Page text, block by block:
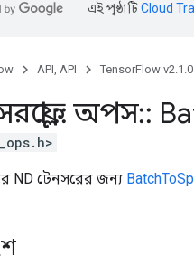
এই পৃষ্ঠাটিCloud
API, API TensorFlow v2.1.0
:: অপস::
ND টেনসরের জন্য